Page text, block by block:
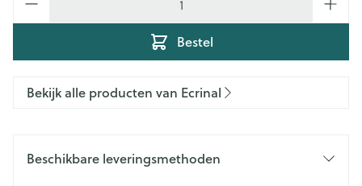
Bestel
Bekijk alle producten van Ecrinal
Beschikbare leveringsmethoden